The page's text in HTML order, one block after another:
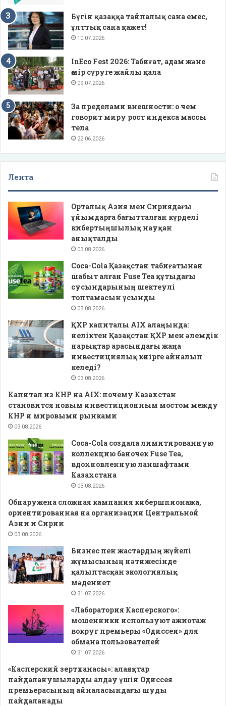
Бүгін қазаққа тайпалық сана емес,
ұлттық сана қажет!
10.07.2026
InEco Fest 2026: Табиғат, адам және
өмір сүруге жайлы қала
09.07.2026
За пределами внешности: о чем
говорит миру рост индекса массы
тела
22.06.2026
Лента
Орталық Азия мен Сириядағы
ұйымдарға бағытталған күрделі
кибертыңшылық науқан
анықталды
03.08.2026
Coca-Cola Қазақстан табиғатынан
шабыт алған Fuse Tea құтыдағы
сусындарының шектеулі
топтамасын ұсынды
03.08.2026
ҚХР капиталы AIX алаңында:
неліктен Қазақстан ҚХР мен әлемдік
нарықтар арасындағы жаңа
инвестициялық көпірге айналып
келеді?
03.08.2026
Капитал из КНР на AIX: почему Казахстан
становится новым инвестиционным мостом между
КНР и мировыми рынками
03.08.2026
Coca-Cola создала лимитированную
коллекцию баночек Fuse Tea,
вдохновленную ланшафтами
Казахстана
03.08.2026
Обнаружена сложная кампания кибершпионажа,
ориентированная на организации Центральной
Азии и Сирии
03.08.2026
Бизнес пен жастардың жүйелі
жұмысының нәтижесінде
қалыптасқан экологиялық
мәдениет
31.07.2026
«Лаборатория Касперского»:
мошенники используют ажиотаж
вокруг премьеры «Одиссеи» для
обмана пользователей
31.07.2026
«Касперский зертханасы»: алаяқтар
пайдаланушыларды алдау үшін Одиссея
премьерасының айналасындағы шуды
пайдаланады